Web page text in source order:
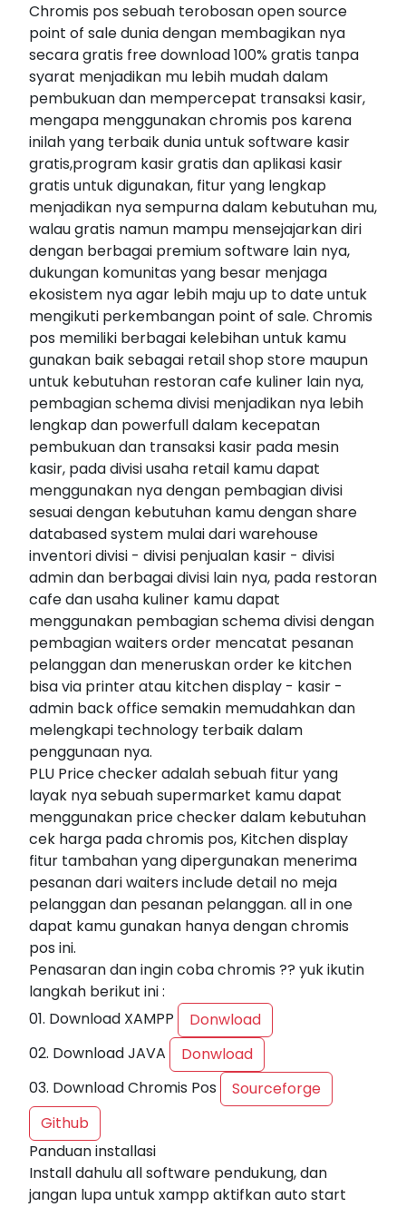
Chromis pos sebuah terobosan open source
point of sale dunia dengan membagikan nya
secara gratis free download 100% gratis tanpa
syarat menjadikan mu lebih mudah dalam
pembukuan dan mempercepat transaksi kasir,
mengapa menggunakan chromis pos karena
inilah yang terbaik dunia untuk software kasir
gratis,program kasir gratis dan aplikasi kasir
gratis untuk digunakan, fitur yang lengkap
menjadikan nya sempurna dalam kebutuhan mu,
walau gratis namun mampu mensejajarkan diri
dengan berbagai premium software lain nya,
dukungan komunitas yang besar menjaga
ekosistem nya agar lebih maju up to date untuk
mengikuti perkembangan point of sale. Chromis
pos memiliki berbagai kelebihan untuk kamu
gunakan baik sebagai retail shop store maupun
untuk kebutuhan restoran cafe kuliner lain nya,
pembagian schema divisi menjadikan nya lebih
lengkap dan powerfull dalam kecepatan
pembukuan dan transaksi kasir pada mesin
kasir, pada divisi usaha retail kamu dapat
menggunakan nya dengan pembagian divisi
sesuai dengan kebutuhan kamu dengan share
databased system mulai dari warehouse
inventori divisi - divisi penjualan kasir - divisi
admin dan berbagai divisi lain nya, pada restoran
cafe dan usaha kuliner kamu dapat
menggunakan pembagian schema divisi dengan
pembagian waiters order mencatat pesanan
pelanggan dan meneruskan order ke kitchen
bisa via printer atau kitchen display - kasir -
admin back office semakin memudahkan dan
melengkapi technology terbaik dalam
penggunaan nya.
PLU Price checker adalah sebuah fitur yang
layak nya sebuah supermarket kamu dapat
menggunakan price checker dalam kebutuhan
cek harga pada chromis pos, Kitchen display
fitur tambahan yang dipergunakan menerima
pesanan dari waiters include detail no meja
pelanggan dan pesanan pelanggan. all in one
dapat kamu gunakan hanya dengan chromis
pos ini.
Penasaran dan ingin coba chromis ?? yuk ikutin
langkah berikut ini :
01. Download XAMPP
Donwload
02. Download JAVA
Donwload
03. Download Chromis Pos
Sourceforge
Github
Panduan installasi
Install dahulu all software pendukung, dan
jangan lupa untuk xampp aktifkan auto start